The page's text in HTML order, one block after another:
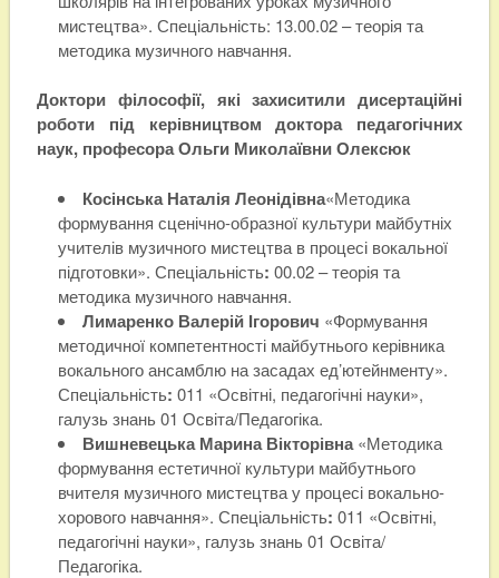
мистецтва». Спеціальність: 13.00.02 – теорія та
методика музичного навчання.
Доктори філософії, які захиситили дисертаційні
роботи під керівництвом доктора педагогічних
наук, професора Ольги Миколаївни Олексюк
Косінська Наталія Леонідівна«Методика
формування сценічно-образної культури майбутніх
учителів музичного мистецтва в процесі вокальної
підготовки». Спеціальність: 00.02 – теорія та
методика музичного навчання.
Лимаренко Валерій Ігорович «Формування
методичної компетентності майбутнього керівника
вокального ансамблю на засадах ед’ютейнменту».
Спеціальність: 011 «Освітні, педагогічні науки»,
галузь знань 01 Освіта/Педагогіка.
Вишневецька Марина Вікторівна«Методика
формування естетичної культури майбутнього
вчителя музичного мистецтва у процесі вокально-
хорового навчання». Спеціальність: 011 «Освітні,
педагогічні науки», галузь знань 01 Освіта/
Педагогіка.